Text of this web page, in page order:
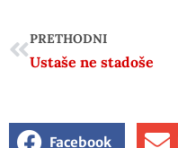
PRETHODNI
Ustaše ne stadoše
Facebook